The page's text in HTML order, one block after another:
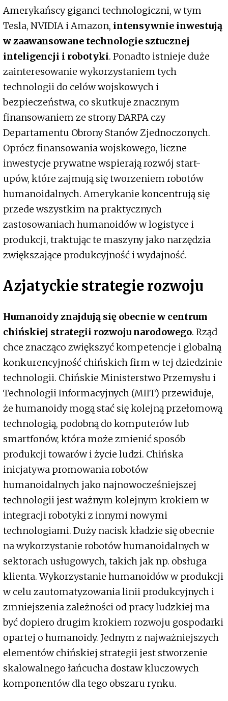
Amerykańscy giganci technologiczni, w tym
Tesla, NVIDIA i Amazon, intensywnie inwestują
w zaawansowane technologie sztucznej
inteligencji i robotyki. Ponadto istnieje duże
zainteresowanie wykorzystaniem tych
technologii do celów wojskowych i
bezpieczeństwa, co skutkuje znacznym
finansowaniem ze strony DARPA czy
Departamentu Obrony Stanów Zjednoczonych.
Oprócz finansowania wojskowego, liczne
inwestycje prywatne wspierają rozwój start-
upów, które zajmują się tworzeniem robotów
humanoidalnych. Amerykanie koncentrują się
przede wszystkim na praktycznych
zastosowaniach humanoidów w logistyce i
produkcji, traktując te maszyny jako narzędzia
zwiększające produkcyjność i wydajność.
Azjatyckie strategie rozwoju
Humanoidy znajdują się obecnie w centrum
chińskiej strategii rozwoju narodowego. Rząd
chce znacząco zwiększyć kompetencje i globalną
konkurencyjność chińskich firm w tej dziedzinie
technologii. Chińskie Ministerstwo Przemysłu i
Technologii Informacyjnych (MIIT) przewiduje,
że humanoidy mogą stać się kolejną przełomową
technologią, podobną do komputerów lub
smartfonów, która może zmienić sposób
produkcji towarów i życie ludzi. Chińska
inicjatywa promowania robotów
humanoidalnych jako najnowocześniejszej
technologii jest ważnym kolejnym krokiem w
integracji robotyki z innymi nowymi
technologiami. Duży nacisk kładzie się obecnie
na wykorzystanie robotów humanoidalnych w
sektorach usługowych, takich jak np. obsługa
klienta. Wykorzystanie humanoidów w produkcji
w celu zautomatyzowania linii produkcyjnych i
zmniejszenia zależności od pracy ludzkiej ma
być dopiero drugim krokiem rozwoju gospodarki
opartej o humanoidy. Jednym z najważniejszych
elementów chińskiej strategii jest stworzenie
skalowalnego łańcucha dostaw kluczowych
komponentów dla tego obszaru rynku.